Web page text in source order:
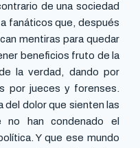
de una sociedad
fanáticos que, después
mentiras para quedar
beneficios fruto de la
la verdad, dando por
por jueces y forenses.
del dolor que sienten las
han condenado el
Y que ese mundo